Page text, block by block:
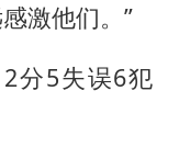
激他们。”
分5失误6犯